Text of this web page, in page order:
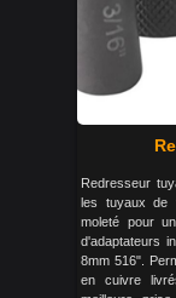
Redresseur
les tuyaux de
moleté pour
d'adaptateurs
8mm 516".
en cuivre